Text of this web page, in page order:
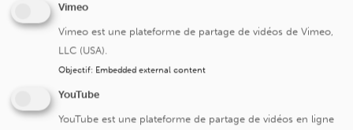
sclerodermie
Vimeo
Vimeo est une plateforme de partage de vidéos de Vimeo,
LLC (USA).
Objectif: Embedded external content
YouTube
YouTube est une plateforme de partage de vidéos en ligne